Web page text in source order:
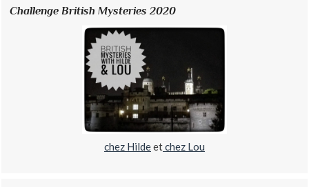
Challenge British Mysteries 2020
chez Hildeetchez Lou